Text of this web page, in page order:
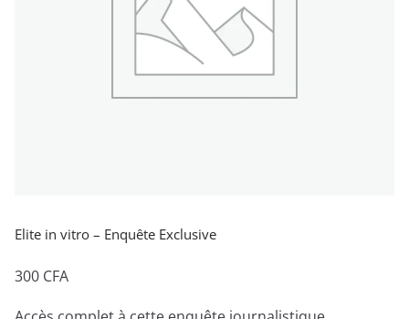
Elite in vitro – Enquête Exclusive
300 CFA